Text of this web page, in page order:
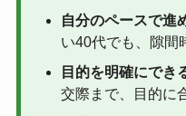
自分のペースで進
い40代でも、隙間
目的を明確にでき
交際まで、目的に